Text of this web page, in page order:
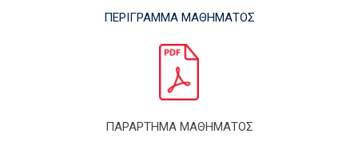
ΠΕΡΙΓΡΑΜΜΑ ΜΑΘΗΜΑΤΟΣ
ΠΑΡΑΡΤΗΜΑ ΜΑΘΗΜΑΤΟΣ